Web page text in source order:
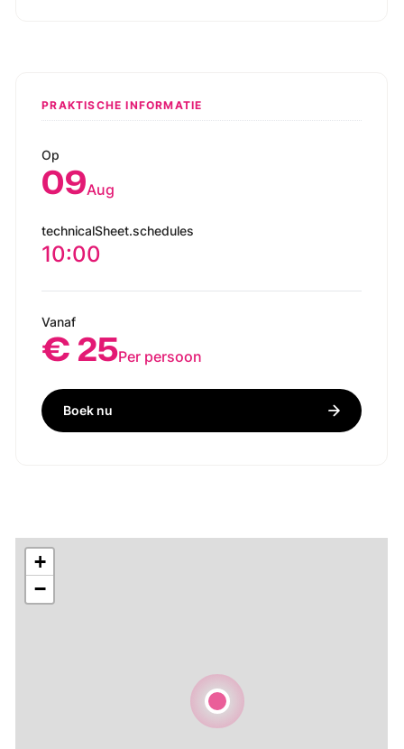
PRAKTISCHE INFORMATIE
Op
09Aug
technicalSheet.schedules
10:00
Vanaf
€ 25Per persoon
Boek nu
+
−